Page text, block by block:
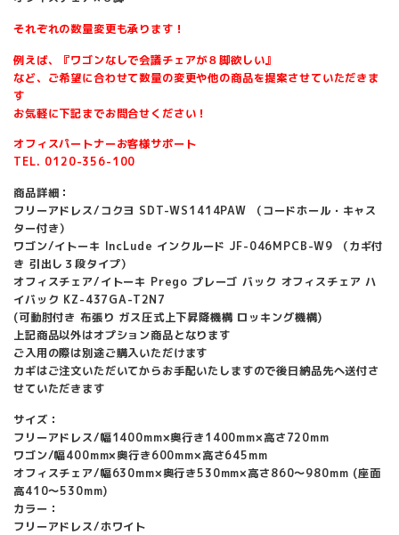
それぞれの数量変更も承ります！
例えば、『ワゴンなしで会議チェアが８脚欲しい』
など、ご希望に合わせて数量の変更や他の商品を提案させていただきま
す
お気軽に下記までお問合せください！
オフィスパートナーお客様サポート
TEL. 0120-356-100
商品詳細：
フリーアドレス/コクヨ SDT-WS1414PAW （コードホール・キャス
ター付き）
ワゴン/イトーキ IncLude インクルード JF-046MPCB-W9 （カギ付
き 引出し３段タイプ）
オフィスチェア/イトーキ Prego プレーゴ バック オフィスチェア ハ
イバック KZ-437GA-T2N7
(可動肘付き 布張り ガス圧式上下昇降機構 ロッキング機構)
上記商品以外はオプション商品となります
ご入用の際は別途ご購入いただけます
カギはご注文いただいてからお手配いたしますので後日納品先へ送付さ
せていただきます
サイズ：
フリーアドレス/幅1400mm×奥行き1400mm×高さ720mm
ワゴン/幅400mm×奥行き600mm×高さ645mm
オフィスチェア/幅630mm×奥行き530mm×高さ860～980mm (座面
高410～530mm)
カラー：
フリーアドレス/ホワイト